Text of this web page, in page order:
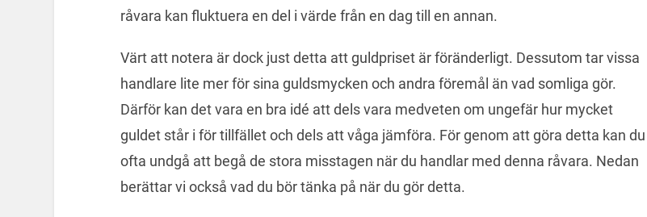
råvara kan fluktuera en del i värde från en dag till en annan.
Värt att notera är dock just detta att guldpriset är föränderligt. Dessutom tar vissa
handlare lite mer för sina guldsmycken och andra föremål än vad somliga gör.
Därför kan det vara en bra idé att dels vara medveten om ungefär hur mycket
guldet står i för tillfället och dels att våga jämföra. För genom att göra detta kan du
ofta undgå att begå de stora misstagen när du handlar med denna råvara. Nedan
berättar vi också vad du bör tänka på när du gör detta.